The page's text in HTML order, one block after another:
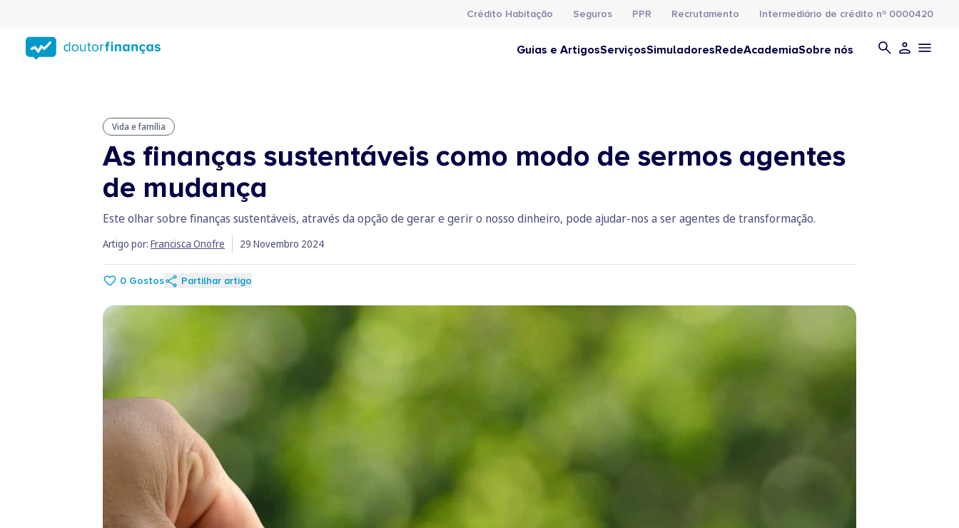
conteúdo
principal
Crédito Habitação Seguros PPR Recrutamento Intermediário de crédito nº 0000420
Guias e ArtigosServiçosSimuladoresRedeAcademiaSobre nós
Vida e família
As finanças sustentáveis como modo de sermos agentes
de mudança
Este olhar sobre finanças sustentáveis, através da opção de gerar e gerir o nosso dinheiro, pode ajudar-nos a ser agentes de transformação.
Artigo por: Francisca Onofre 29 Novembro 2024
0 Gostos Partilhar artigo